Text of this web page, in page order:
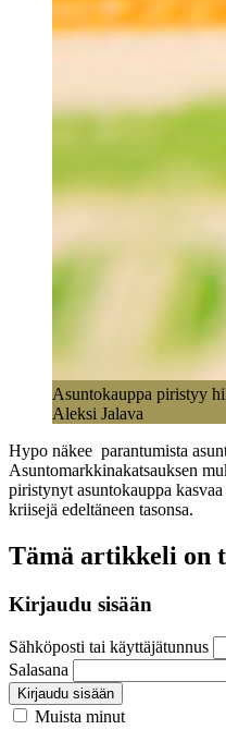
Asuntokauppa piristyy
Aleksi Jalava
Hypo näkee parantumista
Asuntomarkkinakatsauksen
piristynyt asuntokauppa
kriisejä edeltäneen tasonsa.
Tämä artikkeli on
Kirjaudu sisään
Sähköposti tai käyttäjätunnus
Salasana
Kirjaudu sisään
Muista minut